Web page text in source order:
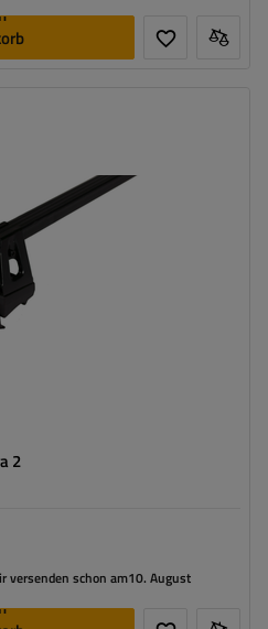
2
versenden schon am10. August